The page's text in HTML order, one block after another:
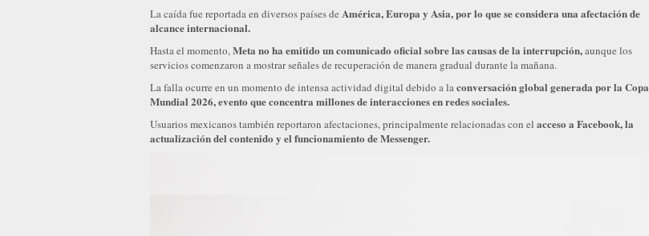
La caída fue reportada en diversos países de América, Europa y Asia, por lo que se considera una afectación de
alcance internacional.
Hasta el momento,Meta no ha emitido un comunicado oficial sobre las causas de la interrupción,aunque los
servicios comenzaron a mostrar señales de recuperación de manera gradual durante la mañana.
La falla ocurre en un momento de intensa actividad digital debido a laconversación global generada por la Copa
Mundial 2026,evento que concentra millones de interacciones en redes sociales.
Usuarios mexicanos también reportaron afectaciones, principalmente relacionadas con el acceso a Facebook, la
actualización del contenido y el funcionamiento de Messenger.